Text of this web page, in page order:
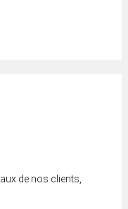
de nos clients,